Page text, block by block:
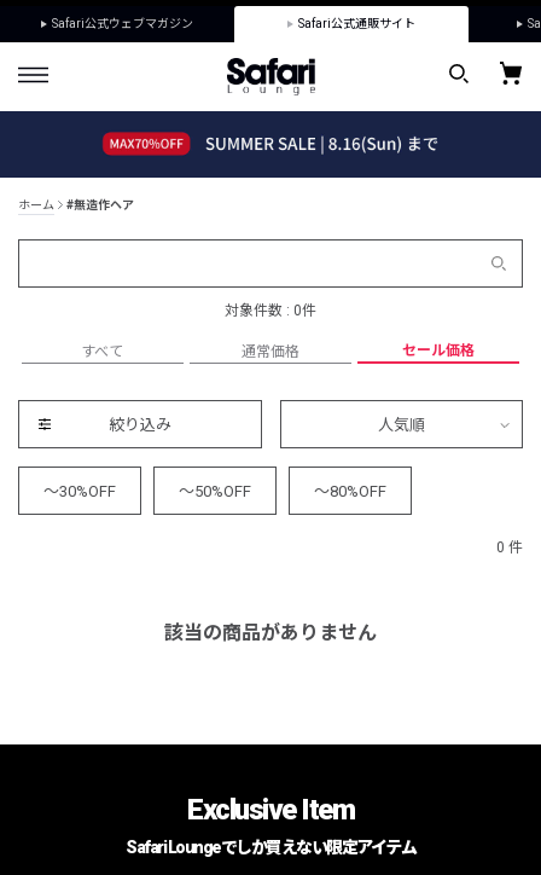
Safari公式ウェブマガジン Safari公式通販サイト
ホーム #無造作ヘア
対象件数 : 0件
すべて 通常価格 セール価格
絞り込み 人気順
～30%OFF ～50%OFF ～80%OFF
0 件
該当の商品がありません
Exclusive Item
Safari Loungeでしか買えない限定アイテム